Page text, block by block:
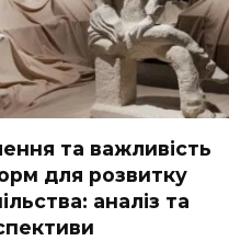
та важливість
для розвитку
аналіз та